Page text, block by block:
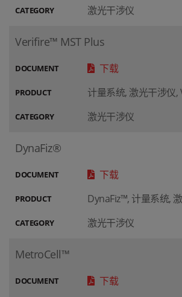
CATEGORY 激光干涉仪
Verifire™ MST Plus
DOCUMENT 下载
PRODUCT 计量系统, 激光干涉仪,
CATEGORY 激光干涉仪
DynaFiz®
DOCUMENT 下载
PRODUCT DynaFiz™, 计量系统,
CATEGORY 激光干涉仪
MetroCell™
DOCUMENT 下载